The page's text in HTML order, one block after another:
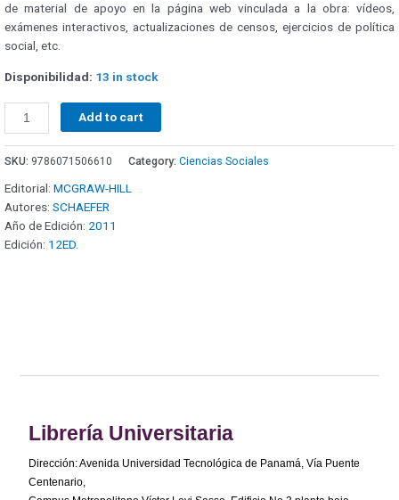
de material de apoyo en la página web vinculada a la obra: vídeos,
exámenes interactivos, actualizaciones de censos, ejercicios de política
social, etc.
Disponibilidad: 13 in stock
Add to cart
SKU: 9786071506610 Category: Ciencias Sociales
Editorial: MCGRAW-HILL
Autores: SCHAEFER
Año de Edición: 2011
Edición: 12ED.
Librería Universitaria
Dirección: Avenida Universidad Tecnológica de Panamá, Vía Puente
Centenario,